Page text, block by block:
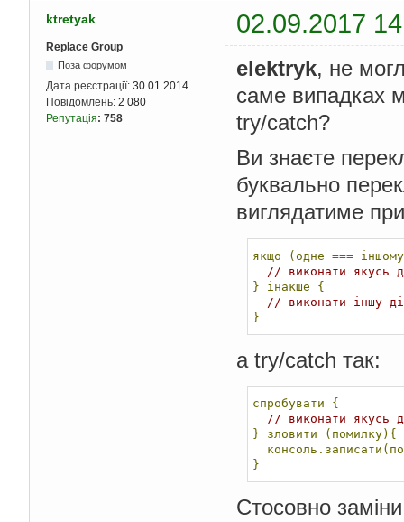
ktretyak 02.09.2017
Replace Group
Поза форумом
Дата реєстрації: 30.01.2014
Повідомлень: 2 080
Репутація: 758
elektryk, не
саме випадках
try/catch?
Ви знаєте
буквально
виглядатиме
якщо (одне ===
// виконати якусь
}
інакше
{
// виконати іншу
}
а try/catch так:
спробувати
{
// виконати якусь
}
зловити
(помилку){
}
Стосовно